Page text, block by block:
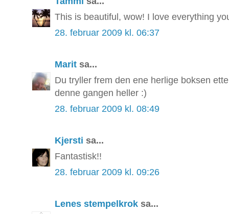
This is beautiful, wow! I love everything
28. februar 2009 kl. 06:37
Marit sa...
Du tryller frem den ene herlige boksen
denne gangen heller :)
28. februar 2009 kl. 08:49
Kjersti sa...
Fantastisk!!
28. februar 2009 kl. 09:26
Lenes stempelkrok sa...